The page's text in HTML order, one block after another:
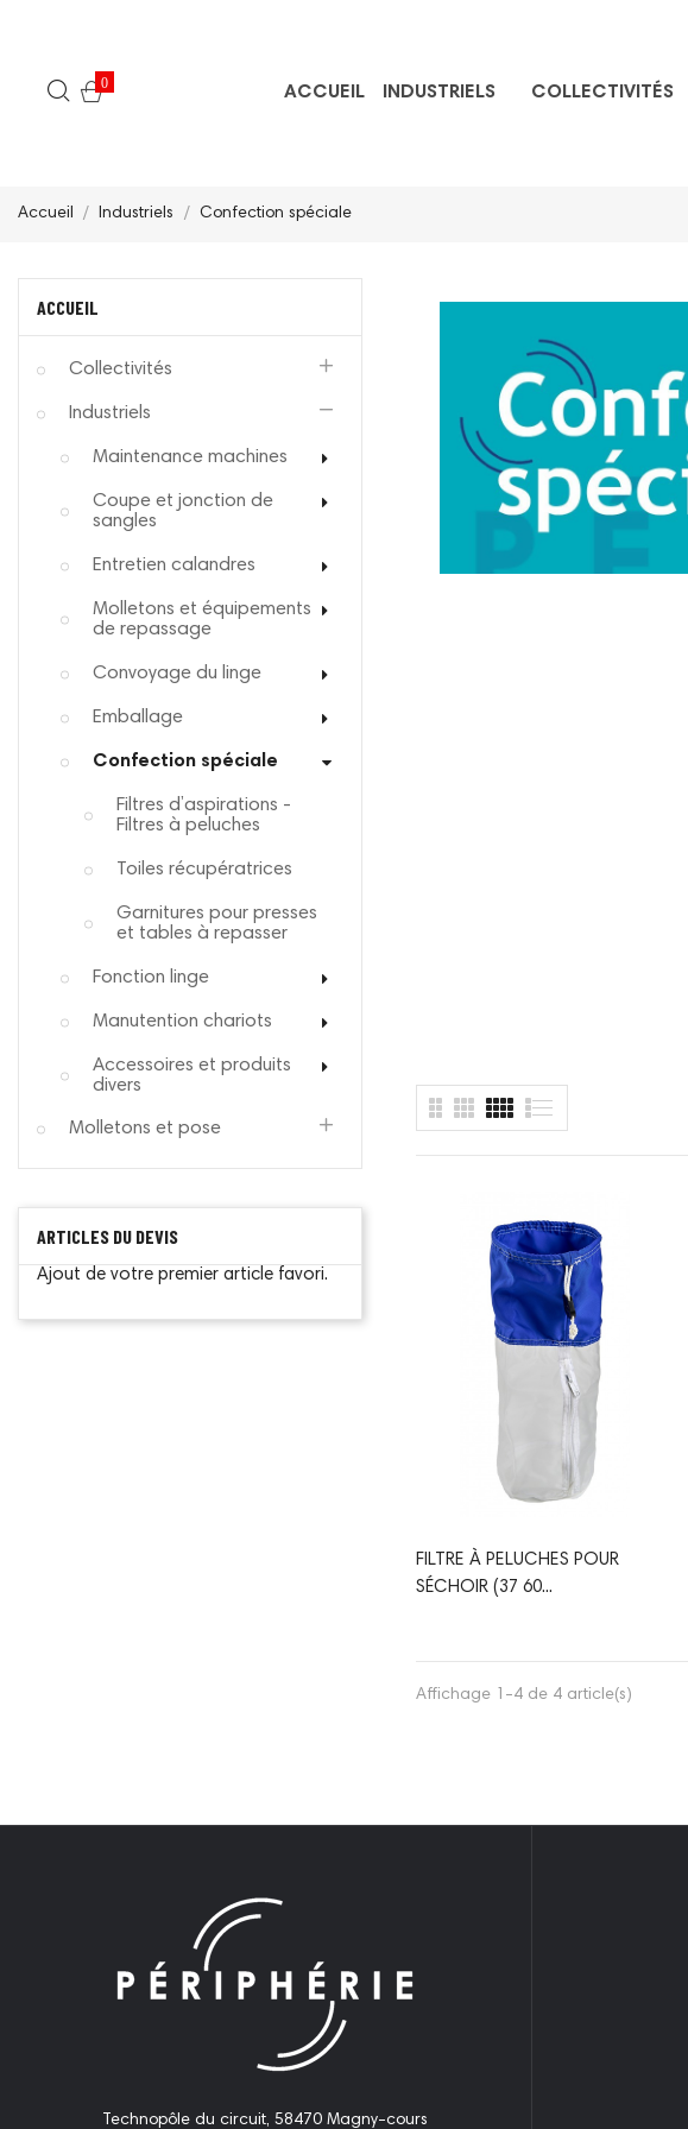
0
ACCUEIL INDUSTRIELS COLLECTIVITÉS
Accueil Industriels Confection spéciale
ACCUEIL
Collectivités
Industriels
Maintenance machines
Coupe et jonction de
sangles
Entretien calandres
Molletons et équipements
de repassage
Convoyage du linge
Emballage
Confection spéciale
Filtres d’aspirations -
Filtres à peluches
Toiles récupératrices
Garnitures pour presses
et tables à repasser
Fonction linge
Manutention chariots
Accessoires et produits
divers
Molletons et pose
ARTICLES DU DEVIS
Ajout de votre premier article favori.
FILTRE À PELUCHES POUR
SÉCHOIR (37 60...
Affichage 1-4 de 4 article(s)
Technopôle du circuit, 58470 Magny-cours